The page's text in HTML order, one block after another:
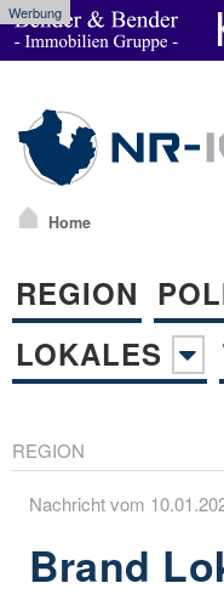
Werbung
Home
REGION
LOKALES
REGION
Nachricht vom
Brand